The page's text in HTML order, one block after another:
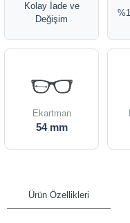
Kolay İade ve
Değişim
Ekartman
54 mm
Ürün Özellikleri